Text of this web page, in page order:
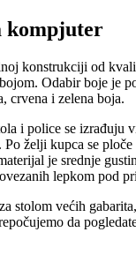
kompjuter
konstrukciji od
Odabir boje je
crvena i zelena boja.
i police se izrađuju
želji kupca se
je srednje
lepkom pod
stolom većih
da